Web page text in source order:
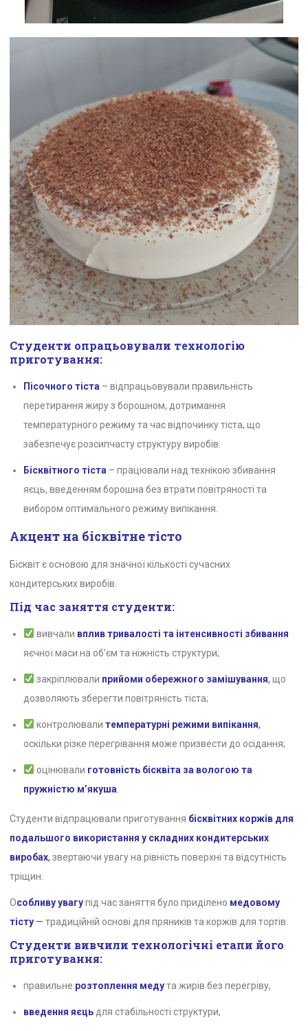
Студенти опрацьовували технологію
приготування:
Пісочного тіста – відпрацьовували правильність
перетирання жиру з борошном, дотримання
температурного режиму та час відпочинку тіста, що
забезпечує розсипчасту структуру виробів.
Бісквітного тіста – працювали над технікою збивання
яєць, введенням борошна без втрати повітряності та
вибором оптимального режиму випікання.
Акцент на бісквітне тісто
Бісквіт є основою для значної кількості сучасних
кондитерських виробів.
Під час заняття студенти:
вивчали вплив тривалості та інтенсивності збивання
яєчної маси на об’єм та ніжність структури;
закріплювали прийоми обережного замішування, що
дозволяють зберегти повітряність тіста;
контролювалитемпературні режими випікання,
оскільки різке перегрівання може призвести до осідання;
оцінювали готовність бісквіта за вологою та
пружністю м’якуша
Студенти відпрацювали приготування бісквітних коржів для
подальшого використання у складних кондитерських
виробах, звертаючи увагу на рівність поверхні та відсутність
тріщин.
Особливу увагупід час заняття було приділено медовому
тісту — традиційній основі для пряників та коржів для тортів.
Студенти вивчили технологічні етапи його
приготування:
правильне розтоплення медута жирів без перегріву,
введення яєць для стабільності структури,